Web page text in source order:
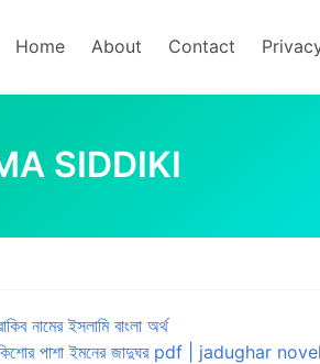
Home About Contact
SIDDIKI
নামের ইসলামি বাংলা অর্থ
পাশা ইমনের জাদুঘর pdf | jadughar